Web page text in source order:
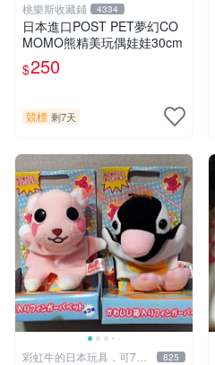
桃樂斯收藏鋪 4334
日本進口POST PET夢幻CO
MOMO熊精美玩偶娃娃30cm
$250
競標 剩7天
彩虹牛的日本玩具，可7取 825